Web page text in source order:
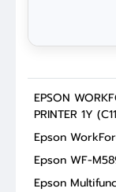
EPSON
PRINTER 1Y
Epson
Epson WF-
Epson